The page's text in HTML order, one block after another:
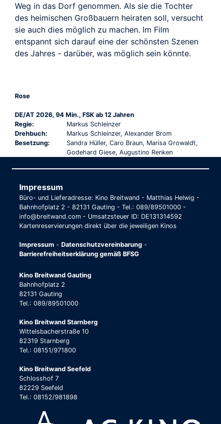
Weg in das Dorf genommen. Als sie die Tochter
des heimischen Großbauern heiraten soll, versucht
sie auch dies möglich zu machen. Im Film
entspannt sich darauf eine der schönsten Szenen
des Jahres - darüber, was möglich sein könnte.
Rose
DE/AT 2026, 94 Min., FSK ab 12 Jahren
Regie:
Markus Schleinzer
Drehbuch:
Markus Schleinzer, Alexander Brom
Besetzung:
Sandra Hüller, Caro Braun, Marisa Growaldt,
Godehard Giese, Augustino Renken
Impressum
Büro- und Lieferadresse: Kino Breitwand - Matthias Helwig -
Bahnhofplatz 2 - 82131 Gauting - Tel.: 089/89501000 -
info@breitwand.com - Umsatzsteuer ID: DE131314592
Kartenreservierungen direkt über die jeweiligen Kinos
Impressum - Datenschutzvereinbarung -
Barrierefreiheitserklärung gemäß BFSG
Kino Breitwand Gauting
Bahnhofplatz 2
82131 Gauting
Tel.: 089/89501000
Kino Breitwand Starnberg
Wittelsbacherstraße 10
82319 Starnberg
Tel.: 08151/971800
Kino Breitwand Seefeld
Schlosshof 7
82229 Seefeld
Tel.: 08152/981898